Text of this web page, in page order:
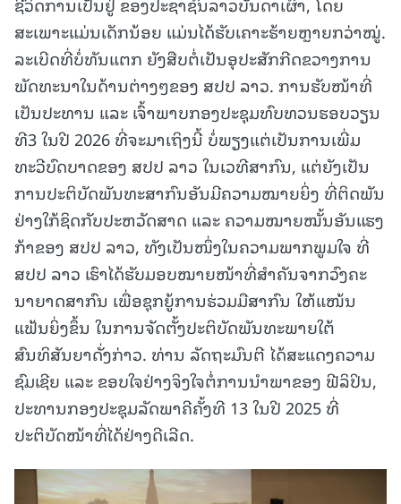
ສະເພາະແມ່ນເດັກນ້ອຍ ແມ່ນໄດ້ຮັບເຄາະຮ້າຍຫຼາຍກວ່າໝູ່.
ລະເບີດທີ່ບໍ່ທັນແຕກ ຍັງສືບຕໍ່ເປັນອຸປະສັກກີດຂວາງການ
ພັດທະນາໃນດ້ານຕ່າງໆຂອງ ສປປ ລາວ. ການຮັບໜ້າທີ່
ເປັນປະທານ ແລະ ເຈົ້າພາບກອງປະຊຸມທົບທວນຮອບວຽນ
ທີ3 ໃນປີ 2026 ທີ່ຈະມາເຖິງນີ້ ບໍ່ພຽງແຕ່ເປັນການເພີ່ມ
ທະວີບົດບາດຂອງ ສປປ ລາວ ໃນເວທີສາກົນ, ແຕ່ຍັງເປັນ
ການປະຕິບັດພັນທະສາກົນອັນມີຄວາມໝາຍຍິ່ງ ທີ່ຕິດພັນ
ຢ່າງໃກ້ຊິດກັບປະຫວັດສາດ ແລະ ຄວາມໝາຍໝັ້ນອັນແຮງ
ກ້າຂອງ ສປປ ລາວ, ທັງເປັນໜຶ່ງໃນຄວາມພາກພູມໃຈ ທີ່
ສປປ ລາວ ເຮົາໄດ້ຮັບມອບໝາຍໜ້າທີ່ສໍາຄັນຈາກວົງຄະ
ນາຍາດສາກົນ ເພື່ອຊຸກຍູ້ການຮ່ວມມືສາກົນ ໃຫ້ແໜ້ນ
ແຟ້ນຍິ່ງຂຶ້ນ ໃນການຈັດຕັ້ງປະຕິບັດພັນທະພາຍໃຕ້
ສົນທິສັນຍາດັ່ງກ່າວ. ທ່ານ ລັດຖະມົນຕີ ໄດ້ສະແດງຄວາມ
ຊົມເຊີຍ ແລະ ຂອບໃຈຢ່າງຈິງໃຈຕໍ່ການນຳພາຂອງ ຟີລິປິນ,
ປະທານກອງປະຊຸມລັດພາຄີຄັ້ງທີ 13 ໃນປີ 2025 ທີ່
ປະຕິບັດໜ້າທີ່ໄດ້ຢ່າງດີເລີດ.